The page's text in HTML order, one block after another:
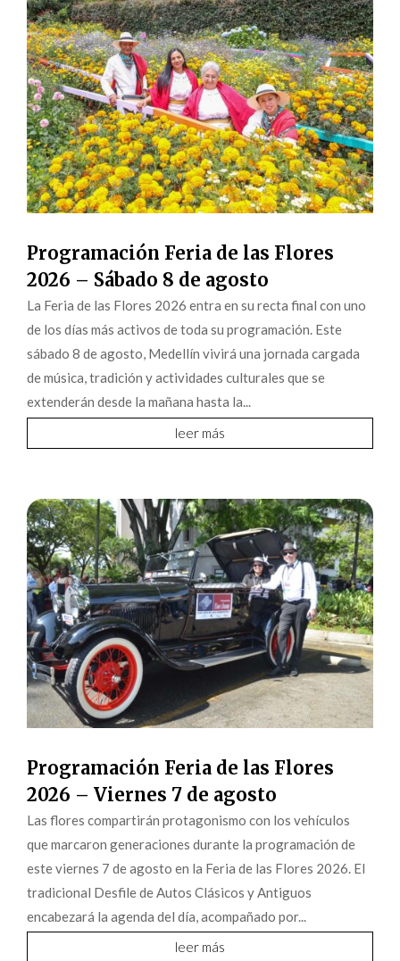
Programación Feria de las Flores
2026 – Sábado 8 de agosto
La Feria de las Flores 2026 entra en su recta final con uno
de los días más activos de toda su programación. Este
sábado 8 de agosto, Medellín vivirá una jornada cargada
de música, tradición y actividades culturales que se
extenderán desde la mañana hasta la...
leer más
Programación Feria de las Flores
2026 – Viernes 7 de agosto
Las flores compartirán protagonismo con los vehículos
que marcaron generaciones durante la programación de
este viernes 7 de agosto en la Feria de las Flores 2026. El
tradicional Desfile de Autos Clásicos y Antiguos
encabezará la agenda del día, acompañado por...
leer más